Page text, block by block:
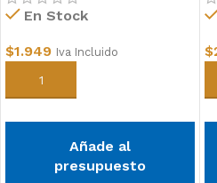
En Stock
$1.949 Iva Incluido
Añadir al carrito
Añade al
presupuesto
$